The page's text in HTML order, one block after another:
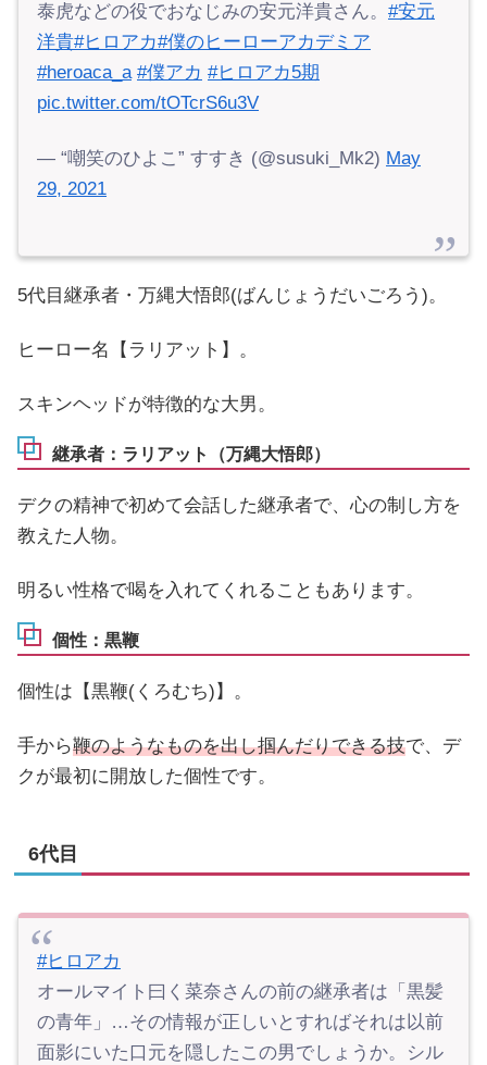
泰虎などの役でおなじみの安元洋貴さん。 #安元
洋貴#ヒロアカ#僕のヒーローアカデミア
#heroaca_a #僕アカ #ヒロアカ5期
pic.twitter.com/tOTcrS6u3V
— “嘲笑のひよこ” すすき (@susuki_Mk2) May
29, 2021
5代目継承者・万縄大悟郎(ばんじょうだいごろう)。
ヒーロー名【ラリアット】。
スキンヘッドが特徴的な大男。
継承者：ラリアット（万縄大悟郎）
デクの精神で初めて会話した継承者で、心の制し方を
教えた人物。
明るい性格で喝を入れてくれることもあります。
個性：黒鞭
個性は【黒鞭(くろむち)】。
手から鞭のようなものを出し掴んだりできる技で、デ
クが最初に開放した個性です。
6代目
#ヒロアカ
オールマイト曰く菜奈さんの前の継承者は「黒髪
の青年」…その情報が正しいとすればそれは以前
面影にいた口元を隠したこの男でしょうか。シル